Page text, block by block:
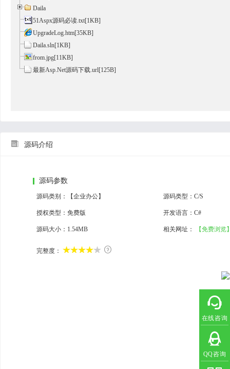
在线咨询
QQ咨询
Daila
51Aspx源码必读.txt[1KB]
UpgradeLog.htm[35KB]
Daila.sln[1KB]
from.jpg[11KB]
最新Asp.Net源码下载.url[125B]
 源码介绍
源码参数
源码类别：【企业办公】 源码类型：C/S
授权类型：免费版 开发语言：C#
源码大小： 1.54MB 相关网址： 【免费浏览
完整度： 